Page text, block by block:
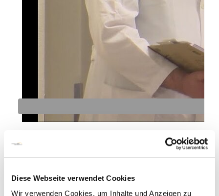
Diese Webseite verwendet Cookies
Wir verwenden Cookies, um Inhalte und Anzeigen zu
Otte